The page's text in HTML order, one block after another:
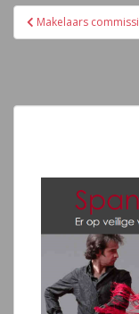
de
Makelaars